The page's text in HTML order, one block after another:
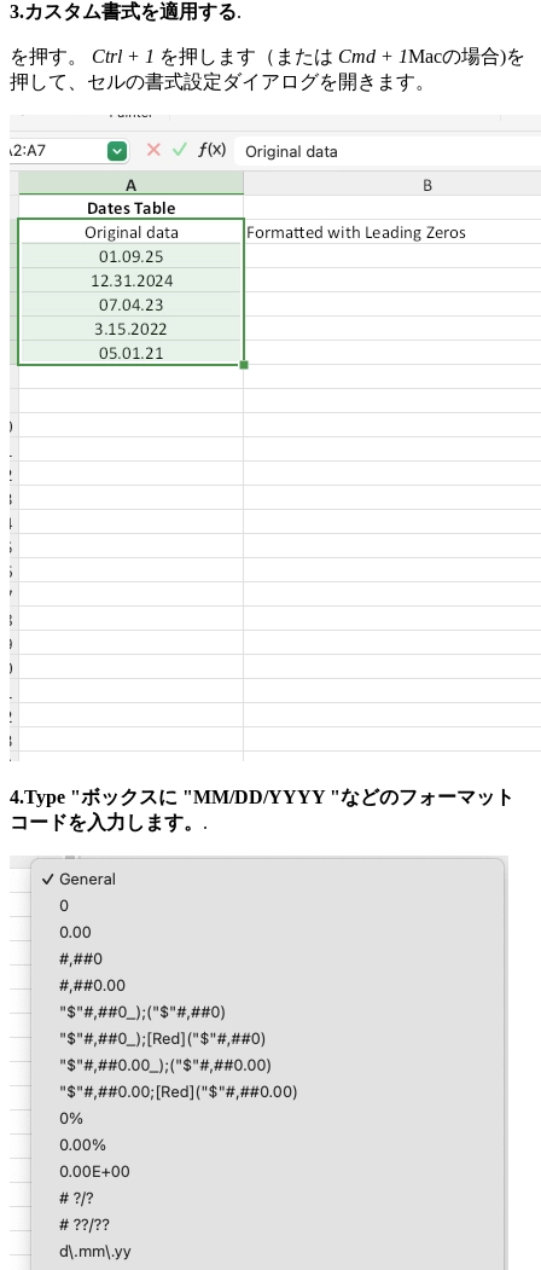
3.カスタム書式を適用する.
を押す。 Ctrl + 1 を押します（または Cmd + 1Macの場合)を
押して、セルの書式設定ダイアログを開きます。
4.Type "ボックスに "MM/DD/YYYY "などのフォーマット
コードを入力します。 .